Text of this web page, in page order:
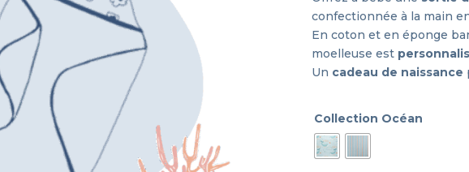
confectionnée à la main
En coton et en éponge
moelleuse est
Un cadeau de naissance
Collection Océan